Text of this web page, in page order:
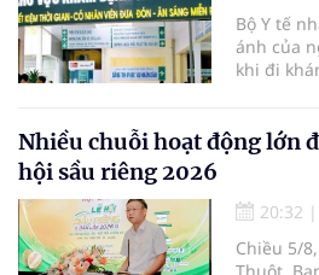
Bộ Y tế
ánh của
khi đi
bệnh,
nhưng
phần
Nhiều chuỗi hoạt động lớn
hội sầu riêng 2026
20:32 |
Chiều 5/